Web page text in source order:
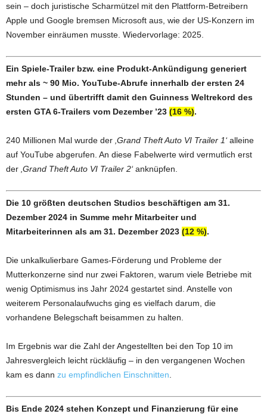
sein – doch juristische Scharmützel mit den Plattform-Betreibern
Apple und Google bremsen Microsoft aus, wie der US-Konzern im
November einräumen musste. Wiedervorlage: 2025.
Ein Spiele-Trailer bzw. eine Produkt-Ankündigung generiert
mehr als ~ 90 Mio. YouTube-Abrufe innerhalb der ersten 24
Stunden – und übertrifft damit den Guinness Weltrekord des
ersten GTA 6-Trailers vom Dezember ’23 (16 %).
240 Millionen Mal wurde der ‚Grand Theft Auto VI Trailer 1‘ alleine
auf YouTube abgerufen. An diese Fabelwerte wird vermutlich erst
der ‚Grand Theft Auto VI Trailer 2‘ anknüpfen.
Die 10 größten deutschen Studios beschäftigen am 31.
Dezember 2024 in Summe mehr Mitarbeiter und
Mitarbeiterinnen als am 31. Dezember 2023 (12 %).
Die unkalkulierbare Games-Förderung und Probleme der
Mutterkonzerne sind nur zwei Faktoren, warum viele Betriebe mit
wenig Optimismus ins Jahr 2024 gestartet sind. Anstelle von
weiterem Personalaufwuchs ging es vielfach darum, die
vorhandene Belegschaft beisammen zu halten.
Im Ergebnis war die Zahl der Angestellten bei den Top 10 im
Jahresvergleich leicht rückläufig – in den vergangenen Wochen
kam es dann zu empfindlichen Einschnitten
Bis Ende 2024 stehen Konzept und Finanzierung für eine